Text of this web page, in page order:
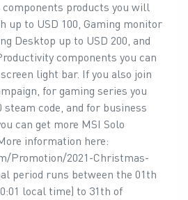
products you will
up to USD 100, Gaming monitor
Desktop up to USD 200, and
components you can
light bar. If you also join
for gaming series you
steam code, and for business
can get more MSI Solo
information here:
Promotion/2021-Christmas-
period runs between the 01th
local time) to 31th of